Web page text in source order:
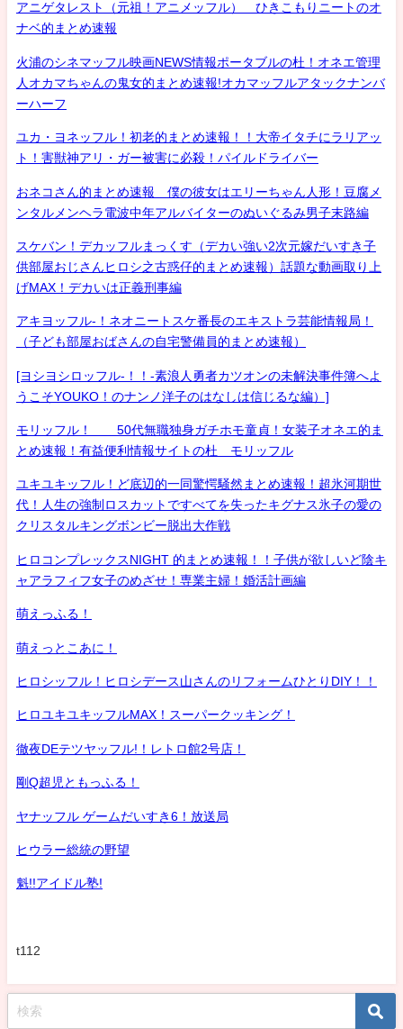
アニゲタレスト（元祖！アニメッフル） ひきこもりニートのオ
ナベ的まとめ速報
火浦のシネマッフル映画NEWS情報ポータブルの杜！オネエ管理
人オカマちゃんの鬼女的まとめ速報!オカマッフルアタックナンバ
ーハーフ
ユカ・ヨネッフル！初老的まとめ速報！！大帝イタチにラリアッ
ト！害獣神アリ・ガー被害に必殺！パイルドライバー
おネコさん的まとめ速報 僕の彼女はエリーちゃん人形！豆腐メ
ンタルメンヘラ電波中年アルバイターのぬいぐるみ男子末路編
スケバン！デカッフルまっくす（デカい強い2次元嫁だいすき子
供部屋おじさんヒロシ之古惑仔的まとめ速報）話題な動画取り上
げMAX！デカいは正義刑事編
アキヨッフル-！ネオニートスケ番長のエキストラ芸能情報局！
（子ども部屋おばさんの自宅警備員的まとめ速報）
[ヨシヨシロッフル-！！-素浪人勇者カツオンの未解決事件簿へよ
うこそYOUKO！のナンノ洋子のはなしは信じるな編）]
モリッフル！ 50代無職独身ガチホモ童貞！女装子オネエ的ま
とめ速報！有益便利情報サイトの杜 モリッフル
ユキユキッフル！ど底辺的一同驚愕騒然まとめ速報！超氷河期世
代！人生の強制ロスカットですべてを失ったキグナス氷子の愛の
クリスタルキングボンビー脱出大作戦
ヒロコンプレックスNIGHT 的まとめ速報！！子供が欲しいど陰キ
ャアラフィフ女子のめざせ！専業主婦！婚活計画編
萌えっふる！
萌えっとこあに！
ヒロシッフル！ヒロシデース山さんのリフォームひとりDIY！！
ヒロユキユキッフルMAX！スーパークッキング！
徹夜DEテツヤッフル!！レトロ館2号店！
剛Q超児ともっふる！
ヤナッフル ゲームだいすき6！放送局
ヒウラー総統の野望
魁!!アイドル塾!
t112